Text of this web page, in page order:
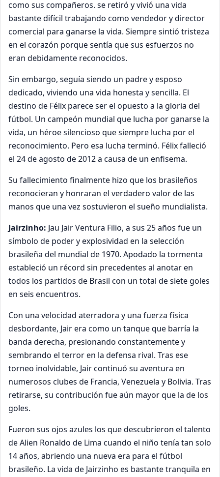
como sus compañeros. se retiró y vivió una vida
bastante difícil trabajando como vendedor y director
comercial para ganarse la vida. Siempre sintió tristeza
en el corazón porque sentía que sus esfuerzos no
eran debidamente reconocidos.
Sin embargo, seguía siendo un padre y esposo
dedicado, viviendo una vida honesta y sencilla. El
destino de Félix parece ser el opuesto a la gloria del
fútbol. Un campeón mundial que lucha por ganarse la
vida, un héroe silencioso que siempre lucha por el
reconocimiento. Pero esa lucha terminó. Félix falleció
el 24 de agosto de 2012 a causa de un enfisema.
Su fallecimiento finalmente hizo que los brasileños
reconocieran y honraran el verdadero valor de las
manos que una vez sostuvieron el sueño mundialista.
Jairzinho: Jau Jair Ventura Filio, a sus 25 años fue un
símbolo de poder y explosividad en la selección
brasileña del mundial de 1970. Apodado la tormenta
estableció un récord sin precedentes al anotar en
todos los partidos de Brasil con un total de siete goles
en seis encuentros.
Con una velocidad aterradora y una fuerza física
desbordante, Jair era como un tanque que barría la
banda derecha, presionando constantemente y
sembrando el terror en la defensa rival. Tras ese
torneo inolvidable, Jair continuó su aventura en
numerosos clubes de Francia, Venezuela y Bolivia. Tras
retirarse, su contribución fue aún mayor que la de los
goles.
Fueron sus ojos azules los que descubrieron el talento
de Alien Ronaldo de Lima cuando el niño tenía tan solo
14 años, abriendo una nueva era para el fútbol
brasileño. La vida de Jairzinho es bastante tranquila en